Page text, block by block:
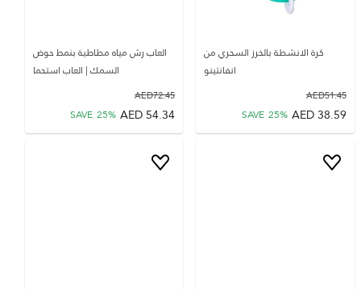
كرة الانشطة بالخرز السحري من
انفانتينو
51.45
AED
38.59
AED
SAVE 25%
العاب رش مياه مطاطية بنمط حوض
السمك | العاب استحما
72.45
AED
54.34
AED
SAVE 25%